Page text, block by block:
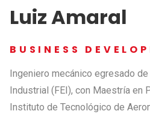
Luiz Amaral
BUSINESS
Ingeniero mecánico egresado
Industrial (FEI), con Maestría en
Instituto de Tecnológico de